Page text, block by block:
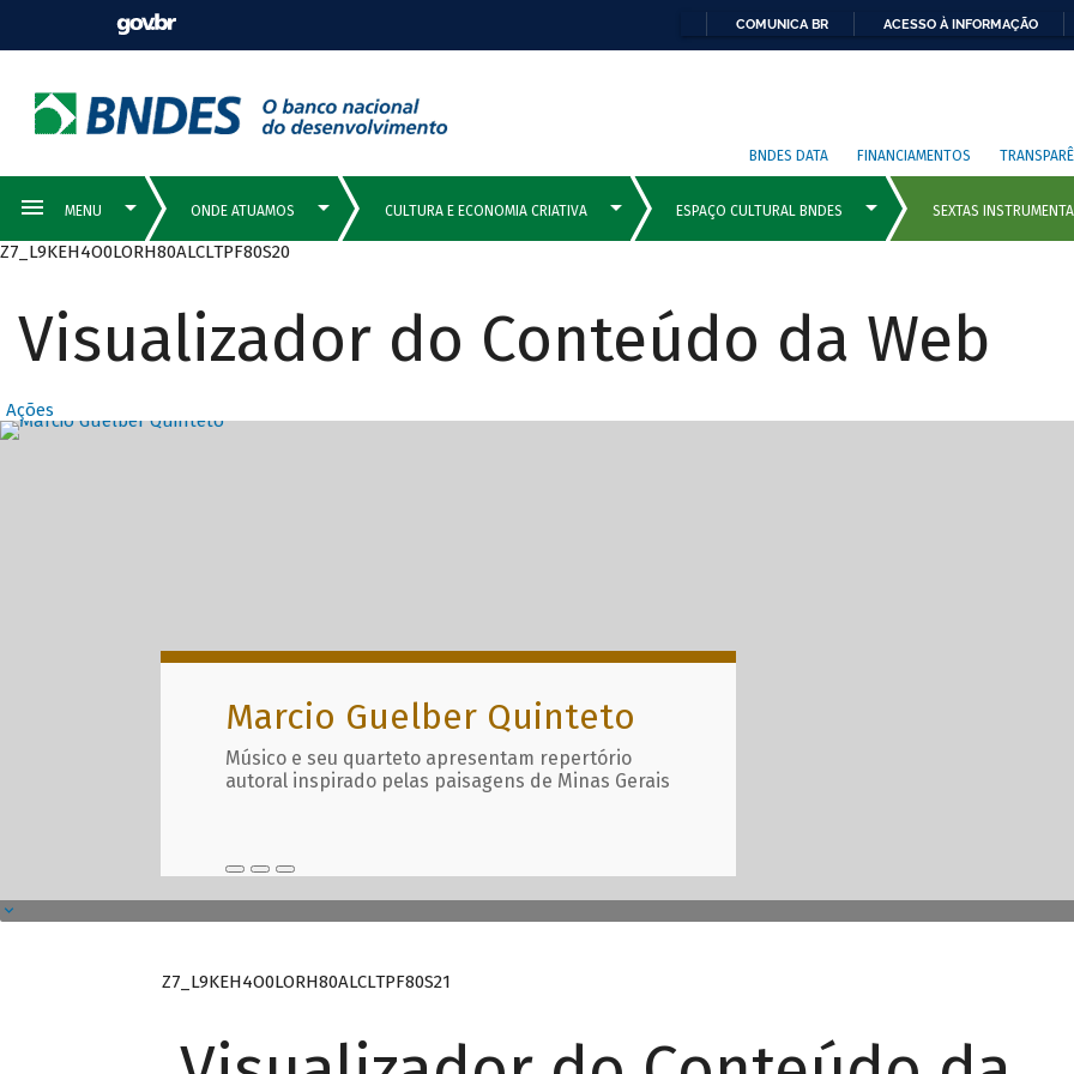
COMUNICA BR ACESSO À INFORMAÇÃO
BNDES DATA FINANCIAMENTOS
Z7_L9KEH4O0LORH80ALCLTPF80S20
Visualizador do Conteúdo da Web
Ações
Destaques Principais com
Marcio Guelber Quinteto
Músico e seu quarteto apresentam repertório
autoral inspirado pelas paisagens de Minas Gerais
Z7_L9KEH4O0LORH80ALCLTPF80S21